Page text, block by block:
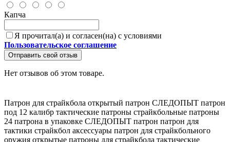
Капча
Я прочитал(а) и согласен(на) с условиями
Пользовательское соглашение
Отправить свой отзыв
Нет отзывов об этом товаре.
Патрон для страйкбола открытый патрон СЛЕДОПЫТ патрон
под 12 калибр тактические патроны страйкбольные патроны
24 патрона в упаковке СЛЕДОПЫТ патрон патрон для
тактики страйкбол аксессуары патрон для страйкбольного
оружия открытые патроны для страйкбола тактические